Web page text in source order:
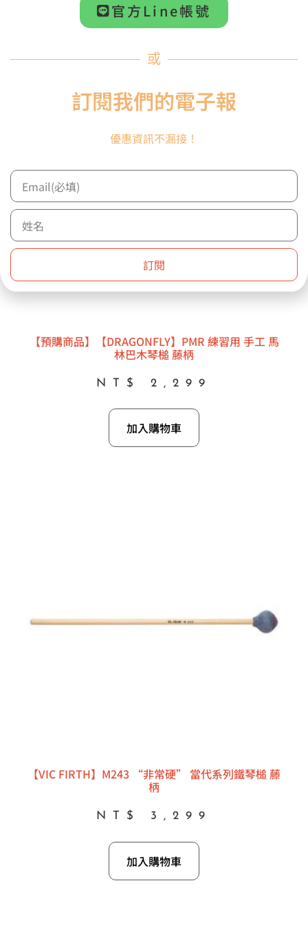
你可能也需要...
【預購商品】【DRAGONFLY】PMR 練習用 手工 馬
林巴木琴槌 藤柄
NT$ 2,299
加入購物車
【VIC FIRTH】M243 “非常硬” 當代系列鐵琴槌 藤
柄
NT$ 3,299
加入購物車
官方Line帳號
或
訂閱我們的電子報
優惠資訊不漏接！
訂閱